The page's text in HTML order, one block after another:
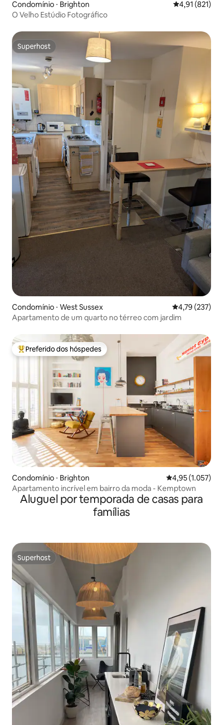
Condomínio ⋅ Brighton 4,91 de uma
4,91 (821)
O Velho Estúdio Fotográfico
Superhost
Superhost
Condomínio ⋅ West Sussex 4,79 de uma
4,79 (237)
Apartamento de um quarto no térreo com jardim
Entre os melhores preferidos dos hóspedes
Preferido dos hóspedes
Condomínio ⋅ Brighton 4,95 de uma
4,95 (1.057)
Apartamento incrível em bairro da moda - Kemptown
Aluguel por temporada de casas para
famílias
Superhost
Superhost